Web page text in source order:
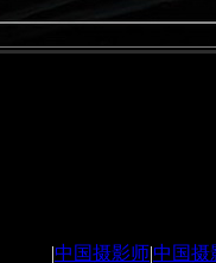
|中国摄影师|中国摄